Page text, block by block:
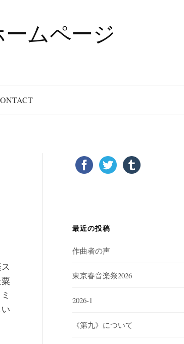
ムページ
最近の投稿
作曲者の声
東京春音楽祭2026
2026-1
《第九》について